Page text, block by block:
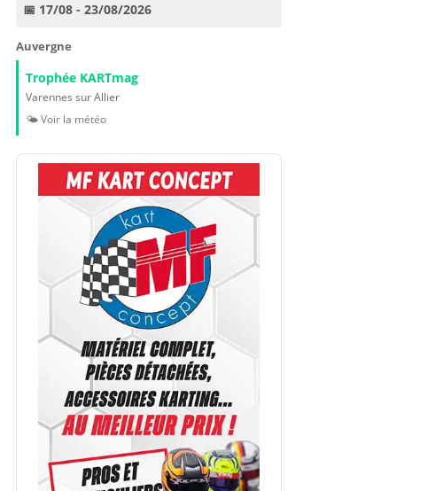
📅 17/08 - 23/08/2026
Auvergne
Trophée KARTmag
Varennes sur Allier
🌤️ Voir la météo